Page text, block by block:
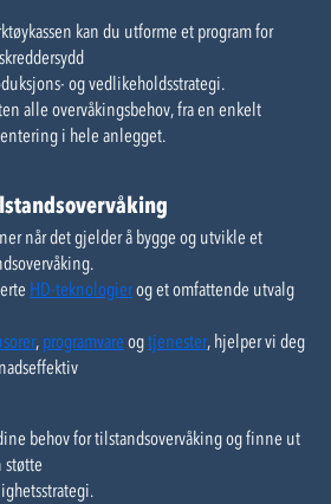
kan du utforme et program for
og vedlikeholdsstrategi.
alle overvåkingsbehov, fra en enkelt
i hele anlegget.
når det gjelder å bygge og utvikle et
HD-teknologierog et omfattende utvalg
, programvare ogtjenester, hjelper vi deg
behov for tilstandsovervåking og finne ut